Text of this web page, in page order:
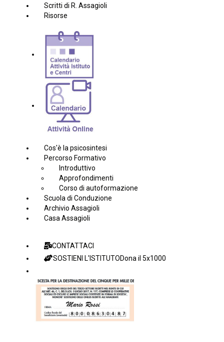
Scritti di R. Assagioli
Risorse
Cos'è la psicosintesi
Percorso Formativo
Introduttivo
Approfondimenti
Corso di autoformazione
Scuola di Conduzione
Archivio Assagioli
Casa Assagioli
CONTATTACI
SOSTIENI L'ISTITUTODona il 5x1000